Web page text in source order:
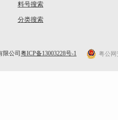
料号搜索
分类搜索
限公司 粤ICP备13003228号-1 粤公网